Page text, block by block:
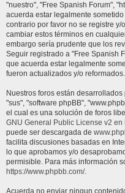
"nuestro", "Free Spanish Forum",
acuerda estar legalmente
contrario por favor no se registre
cambiar estos términos en
embargo sería prudente que los
Seguir registrado a "Free Spanish
que acuerda estar legalmente
fueron actualizados y/o reformados.
Nuestros foros están
"sus", "software phpBB",
el cual es una solución de foros
GNU General Public License v2 en
puede ser descargada de
facilita discusiones basadas en
lo que aprobamos y/o
permisible. Para más información
https://www.phpbb.com/.
Acuerda no enviar ningun